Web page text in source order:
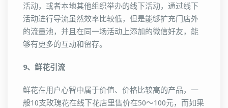
活动，或者本地其他组织举办的线下活动，通过线下
活动进行导流虽然效率比较低，但是能够扩充门店外
的流量池，并且在同一场活动上添加的微信好友，能
够有更多的互动和留存。
9、鲜花引流
鲜花在用户心智中属于价值、价格比较高的产品，一
般10支玫瑰花在线下花店里售价在50～100元，而如果